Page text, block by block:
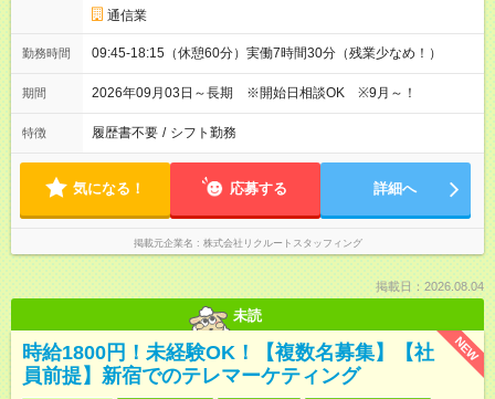
通信業
勤務時間 09:45-18:15（休憩60分）実働7時間30分（残業少なめ！）
期間 2026年09月03日～長期 ※開始日相談OK ※9月～！
特徴 履歴書不要 / シフト勤務
気になる！ 応募する 詳細へ
掲載元企業名 株式会社リクルートスタッフィング
掲載日：2026.08.04
未読
NEW
時給1800円！未経験OK！【複数名募集】【社
員前提】新宿でのテレマーケティング